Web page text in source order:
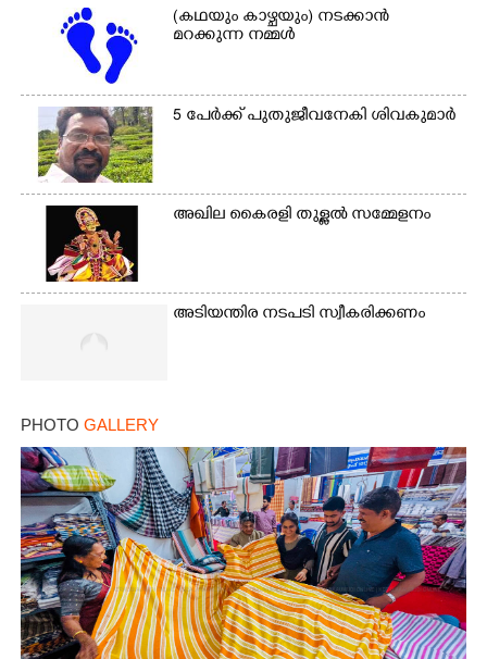
(കഥയും കാഴ്ചയും) നടക്കാൻ
മറക്കുന്ന നമ്മൾ
5 പേർക്ക് പുതുജീവനേകി ശിവകുമാർ
അഖില കൈരളി തുള്ളൽ സമ്മേളനം
അടിയന്തിര നടപടി സ്വീകരിക്കണം
PHOTO GALLERY